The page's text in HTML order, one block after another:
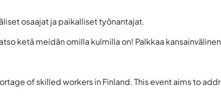
osaajat ja paikalliset työnantajat.
ketä meidän omilla kulmilla on! Palkkaa
of skilled workers in Finland. This event aims to